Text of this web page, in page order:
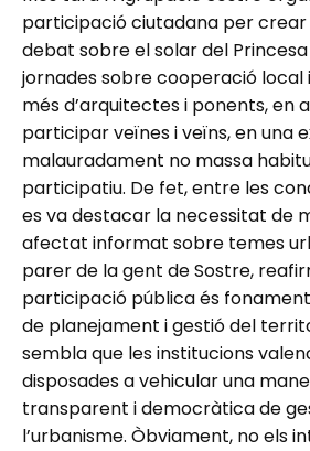
participació ciutadana per crear
debat sobre el solar del
jornades sobre cooperació local
més d’arquitectes i ponents, en
participar veïnes i veïns, en una
malauradament no massa
participatiu. De fet, entre les
es va destacar la necessitat de
afectat informat sobre temes
parer de la gent de Sostre,
participació pública és
de planejament i gestió del
sembla que les institucions
disposades a vehicular una
transparent i democràtica de
l’urbanisme. Òbviament, no els